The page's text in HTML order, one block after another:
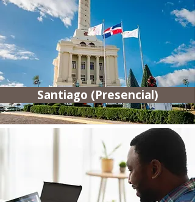
Santiago (Presencial)